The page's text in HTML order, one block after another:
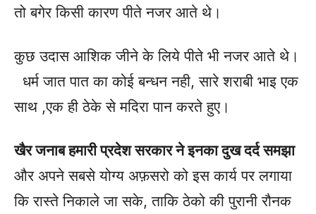
तो बगेर किसी कारण पीते नजर आते थे।
कुछ उदास आशिक जीने के लिये पीते भी नजर आते थे।
धर्म जात पात का कोई बन्धन नही, सारे शराबी भाइ एक
साथ ,एक ही ठेके से मदिरा पान करते हुए।
खैर जनाब हमारी प्रदेश सरकार ने इनका दुख दर्द समझा
और अपने सबसे योग्य अफ़सरो को इस कार्य पर लगाया
कि रास्ते निकाले जा सके, ताकि ठेको की पुरानी रौनक